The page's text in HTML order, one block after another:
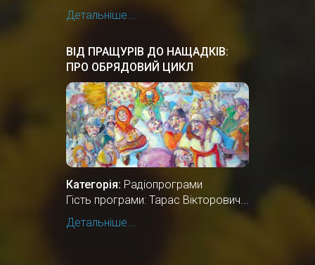
Детальніше...
ВІД ПРАЩУРІВ ДО НАЩАДКІВ:
ПРО ОБРЯДОВИЙ ЦИКЛ
ЗИМОВИХ СВЯТКУВАНЬ
Категорія: Радіопрограми
Гість програми: Тарас Вікторович...
Детальніше...